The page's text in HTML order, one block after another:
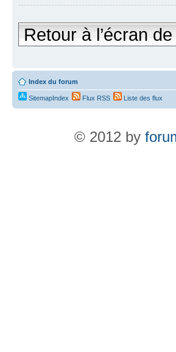
Retour à l’écran
Index du forum
SitemapIndex Flux RSS Liste des flux
© 2012 by